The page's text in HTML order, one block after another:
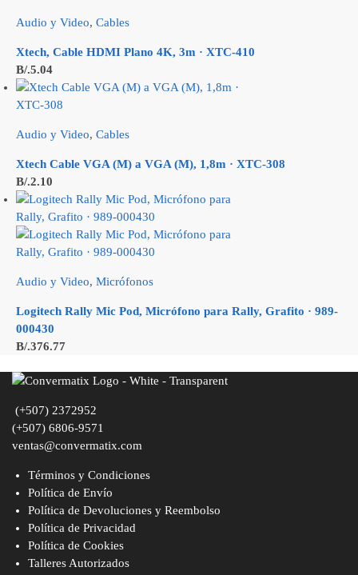
Audio y Video, Cables
Xtech, Cable HDMI Plano 4K, 3m · XTC-410
B/.5.04
Audio y Video, Cables
Xtech Cable VGA (M) a VGA (M), 1,8m · XTC-308
B/.2.10
Audio y Video, Micrófonos
Logitech Rally Mic Pod, Micrófono para Rally, Grafito · 989-
000430
B/.376.77
(+507) 2372952
(+507) 6806-9571
ventas@convermatix.com
Términos y Condiciones
Política de Envío
Política de Devoluciones y Reembolso
Política de Privacidad
Política de Cookies
Talleres Autorizados